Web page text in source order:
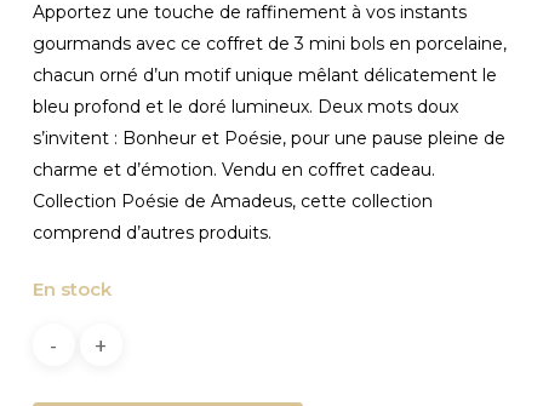
Apportez une touche de raffinement à vos instants
gourmands avec ce coffret de 3 mini bols en porcelaine,
chacun orné d’un motif unique mêlant délicatement le
bleu profond et le doré lumineux. Deux mots doux
s’invitent : Bonheur et Poésie, pour une pause pleine de
charme et d’émotion. Vendu en coffret cadeau.
Collection Poésie de Amadeus, cette collection
comprend d’autres produits.
En stock